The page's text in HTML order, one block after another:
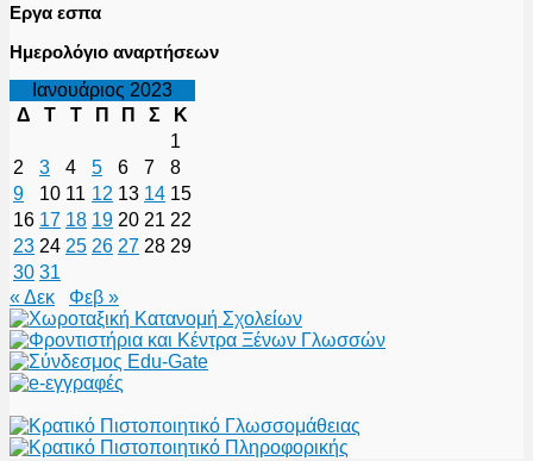
Εργα εσπα
Ημερολόγιο αναρτήσεων
Ιανουάριος 2023
Δ
Τ Τ Π Π Σ
Κ
1
2
3 4 5 6 7
8
9
10 11 12 13 14 15
16 17 18 19 20 21 22
23 24 25 26 27 28 29
30 31
« Δεκ
Φεβ »